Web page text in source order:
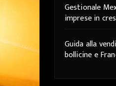
Gestionale
imprese in
Guida alla
bollicine e